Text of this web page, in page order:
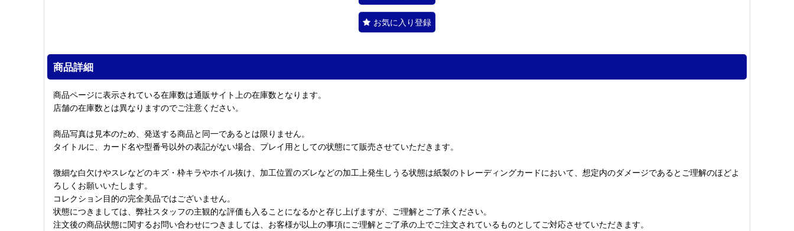
お気に入り登録
商品詳細
商品ページに表示されている在庫数は通販サイト上の在庫数となります。
店舗の在庫数とは異なりますのでご注意ください。
商品写真は見本のため、発送する商品と同一であるとは限りません。
タイトルに、カード名や型番号以外の表記がない場合、プレイ用としての状態にて販売させていただきます。
微細な白欠けやスレなどのキズ・枠キラやホイル抜け、加工位置のズレなどの加工上発生しうる状態は紙製のトレーディングカードにおいて、想定内のダメージであるとご理解のほどよ
ろしくお願いいたします。
コレクション目的の完全美品ではございません。
状態につきましては、弊社スタッフの主観的な評価も入ることになるかと存じ上げますが、ご理解とご了承ください。
注文後の商品状態に関するお問い合わせにつきましては、お客様が以上の事項にご理解とご了承の上でご注文されているものとしてご対応させていただきます。